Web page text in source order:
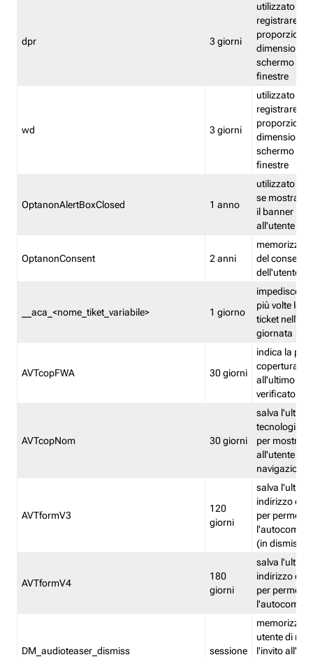
dpr 3 giorni
utilizzato per
registrare le
proporzioni
dimensioni
schermo e
finestre
wd 3 giorni
utilizzato per
registrare le
proporzioni
dimensioni
schermo e
finestre
OptanonAlertBoxClosed 1 anno
utilizzato per
se mostrare
il banner
all'utente
OptanonConsent 2 anni
memorizza
del
dell'utente
__aca_<nome_tiket_variabile> 1 giorno
impedisce di
più volte lo
ticket
giornata
AVTcopFWA 30 giorni
indica la
copertura
all'ultimo
verificato
AVTcopNom 30 giorni
salva l'ultima
tecnologia
per
all'utente
navigazione
AVTformV3
120
giorni
salva l'ultimo
indirizzo di
per
(in
AVTformV4
180
giorni
salva l'ultimo
indirizzo di
per
DM_audioteaser_dismiss sessione
memorizza
utente di
l'invito